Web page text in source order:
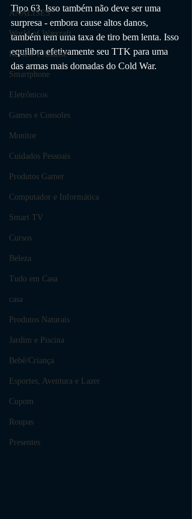
ANÁLISES
World of Warcraft
Review e Análise
Smartphone
Eletrônicos
Games e Consoles
Monitor
Cuidados Pessoais
Produtos Gamer
Computador e Informática
Smart TV
Cursos
Beleza
Tudo em Casa
casa
Produtos Naturais
Jardim e Piscina
Bebê/Criança
Esportes, Aventura e Lazer
Cupom
Roupas
Presentes
Tipo 63. Isso também não deve ser uma
surpresa - embora cause altos danos,
também tem uma taxa de tiro bem lenta. Isso
equilibra efetivamente seu TTK para uma
das armas mais domadas do Cold War.